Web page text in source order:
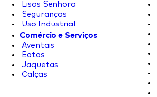
Lisos Senhora
Seguranças
Uso Industrial
Comércio e Serviços
Aventais
Batas
Jaquetas
Calças